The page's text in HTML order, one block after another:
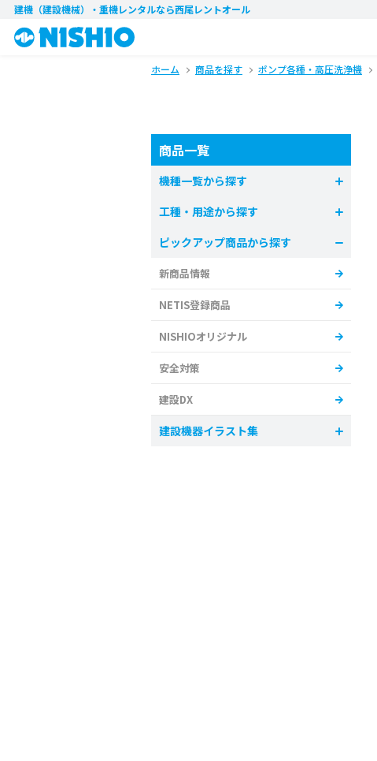
建機（建設機械）・重機レンタルなら西尾レントオール
ホーム 商品を探す ポンプ各種・高圧洗浄機
商品一覧
機種一覧から探す
工種・用途から探す
ピックアップ商品から探す
新商品情報
NETIS登録商品
NISHIOオリジナル
安全対策
建設DX
建設機器イラスト集